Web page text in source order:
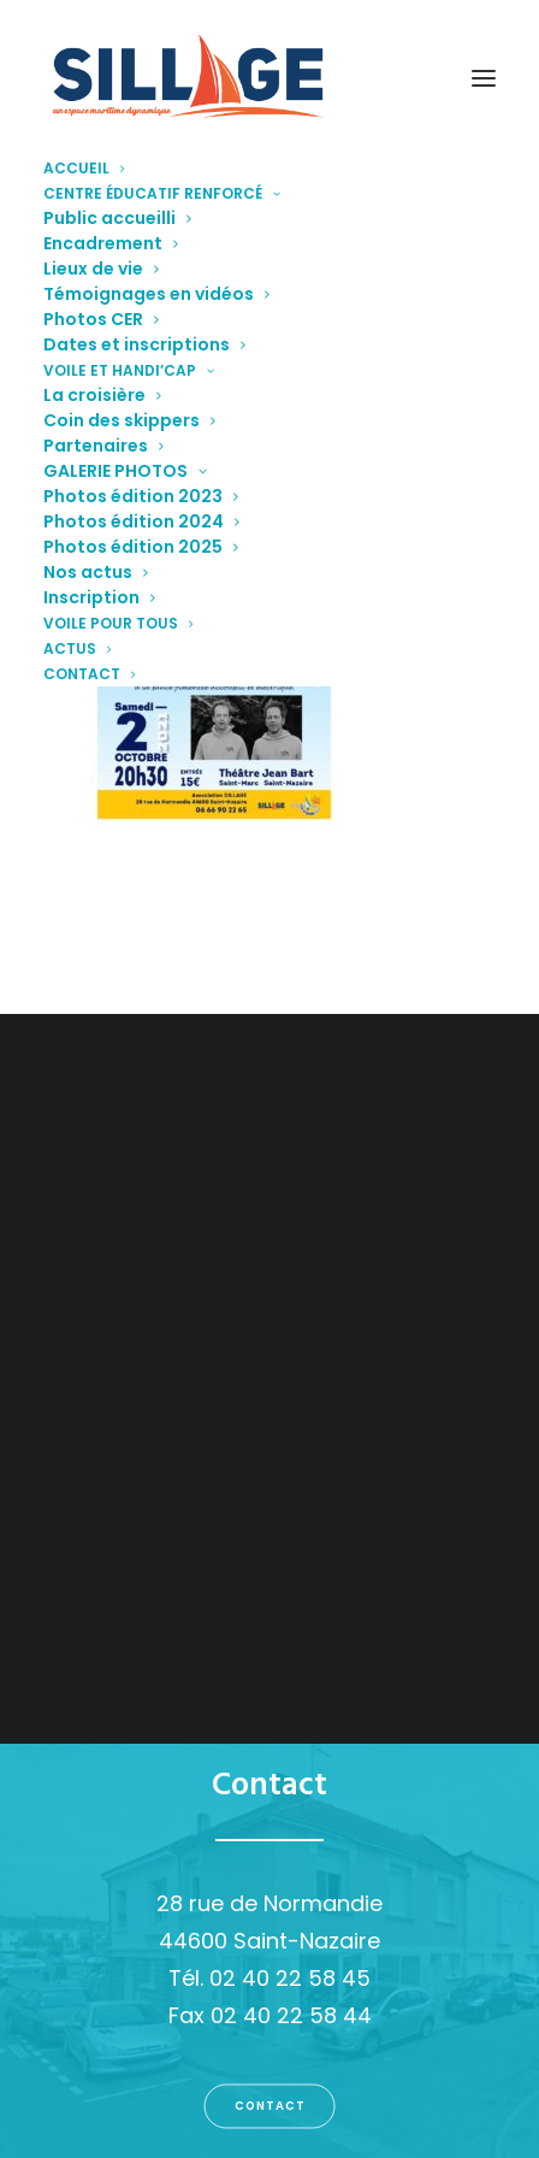
ACCUEIL
CENTRE ÉDUCATIF RENFORCÉ
Public accueilli
Encadrement
Lieux de vie
Témoignages en vidéos
Photos CER
Dates et inscriptions
VOILE ET HANDI’CAP
La croisière
Coin des skippers
Partenaires
GALERIE PHOTOS
Photos édition 2023
Photos édition 2024
Photos édition 2025
Nos actus
Inscription
VOILE POUR TOUS
ACTUS
CONTACT
ConcertSoutien-Voile-et-handicap
Accueil
Concert de soutien Voile et Handi'cap 2021
ConcertSoutien-Voile-et-handicap
Contact
28 rue de Normandie
44600 Saint-Nazaire
Tél. 02 40 22 58 45
Fax 02 40 22 58 44
CONTACT